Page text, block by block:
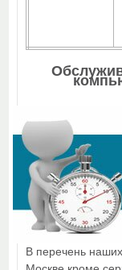
В перечень